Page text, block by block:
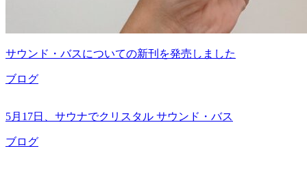
サウンド・バスについての新刊を発売しました
ブログ
5月17日、サウナでクリスタル サウンド・バス
ブログ